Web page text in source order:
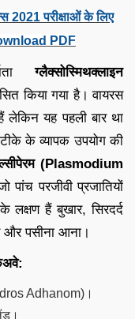
2021 परीक्षाओं के लिए
PDF
ग्लैक्सोस्मिथक्लाइन
किया गया है। वायरस
यह पहली बार था
के व्यापक उपयोग की
(Plasmodium
परजीवी प्रजातियों
हैं बुखार, सिरदर्द
और पसीना आना।
Adhanom)।